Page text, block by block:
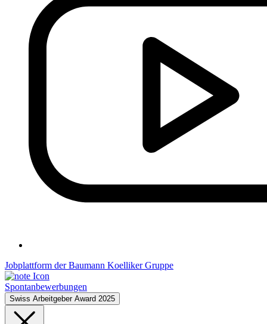
Jobplattform der Baumann Koelliker Gruppe
Spontanbewerbungen
Swiss Arbeitgeber Award 2025